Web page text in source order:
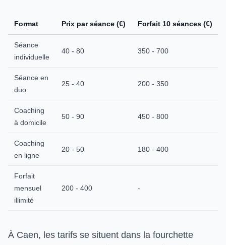
Format Prix par séance (€) Forfait 10 séances (€)
Séance
individuelle
40 - 80 350 - 700
Séance en
duo
25 - 40 200 - 350
Coaching
à domicile
50 - 90 450 - 800
Coaching
en ligne
20 - 50 180 - 400
Forfait
mensuel
illimité
200 - 400 -
À Caen, les tarifs se situent dans la fourchette